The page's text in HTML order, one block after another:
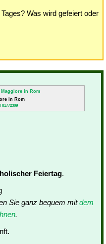
Was wird gefeiert oder
in Rom
Feiertag.
Sie ganz bequem mitdem
.